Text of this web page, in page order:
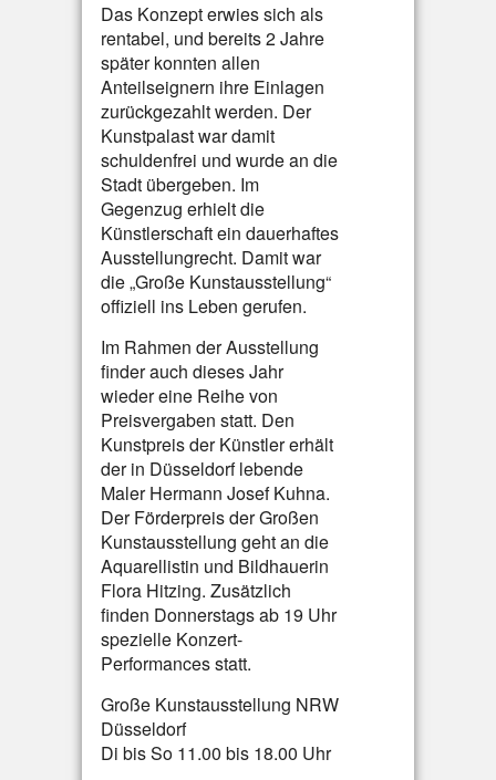
Das Konzept erwies sich als
rentabel, und bereits 2 Jahre
später konnten allen
Anteilseignern ihre Einlagen
zurückgezahlt werden. Der
Kunstpalast war damit
schuldenfrei und wurde an die
Stadt übergeben. Im
Gegenzug erhielt die
Künstlerschaft ein dauerhaftes
Ausstellungrecht. Damit war
die „Große Kunstausstellung“
offiziell ins Leben gerufen.
Im Rahmen der Ausstellung
finder auch dieses Jahr
wieder eine Reihe von
Preisvergaben statt. Den
Kunstpreis der Künstler erhält
der in Düsseldorf lebende
Maler Hermann Josef Kuhna.
Der Förderpreis der Großen
Kunstausstellung geht an die
Aquarellistin und Bildhauerin
Flora Hitzing. Zusätzlich
finden Donnerstags ab 19 Uhr
spezielle Konzert-
Performances statt.
Große Kunstausstellung NRW
Düsseldorf
Di bis So 11.00 bis 18.00 Uhr